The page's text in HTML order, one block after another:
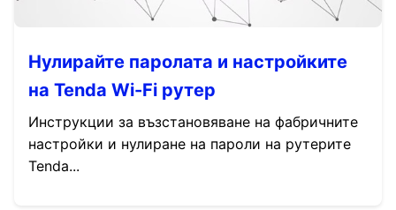
Нулирайте паролата и настройките
на Tenda Wi-Fi рутер
Инструкции за възстановяване на фабричните
настройки и нулиране на пароли на рутерите
Tenda...